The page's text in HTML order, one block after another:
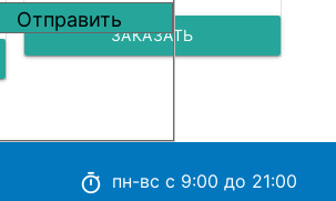
ЗАКАЗАТЬ
timer пн-вс с 9:00 до 21:00